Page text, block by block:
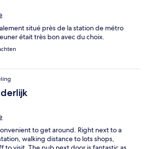
situé près de la station de métro
était très bon avec du choix.
to get around. Right next to a
walking distance to lots shops,